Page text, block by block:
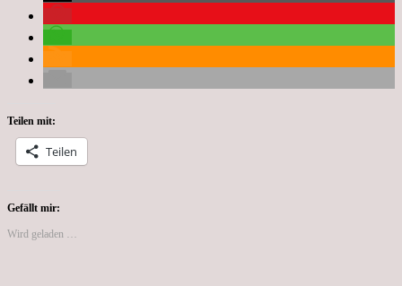
Teilen mit:
Teilen
Gefällt mir:
Wird geladen …